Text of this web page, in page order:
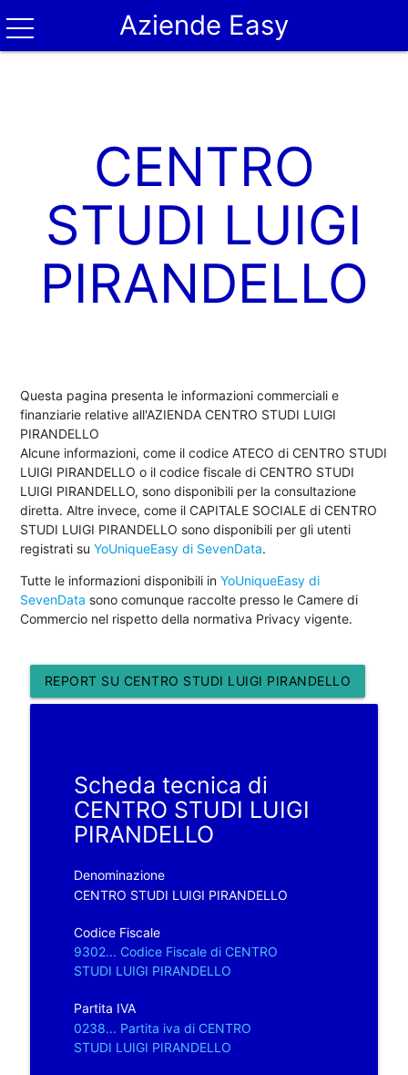
Aziende Easy
CENTRO
STUDI LUIGI
PIRANDELLO
Questa pagina presenta le informazioni commerciali e
finanziarie relative all'AZIENDA CENTRO STUDI LUIGI
PIRANDELLO
Alcune informazioni, come il codice ATECO di CENTRO STUDI
LUIGI PIRANDELLO o il codice fiscale di CENTRO STUDI
LUIGI PIRANDELLO, sono disponibili per la consultazione
diretta. Altre invece, come il CAPITALE SOCIALE di CENTRO
STUDI LUIGI PIRANDELLO sono disponibili per gli utenti
registrati suYoUniqueEasy di SevenData.
Tutte le informazioni disponibili inYoUniqueEasy di
SevenData sono comunque raccolte presso le Camere di
Commercio nel rispetto della normativa Privacy vigente.
REPORT SU CENTRO STUDI LUIGI PIRANDELLO
Scheda tecnica di
CENTRO STUDI LUIGI
PIRANDELLO
Denominazione
CENTRO STUDI LUIGI PIRANDELLO
Codice Fiscale
9302... Codice Fiscale di CENTRO
STUDI LUIGI PIRANDELLO
Partita IVA
0238... Partita iva di CENTRO
STUDI LUIGI PIRANDELLO